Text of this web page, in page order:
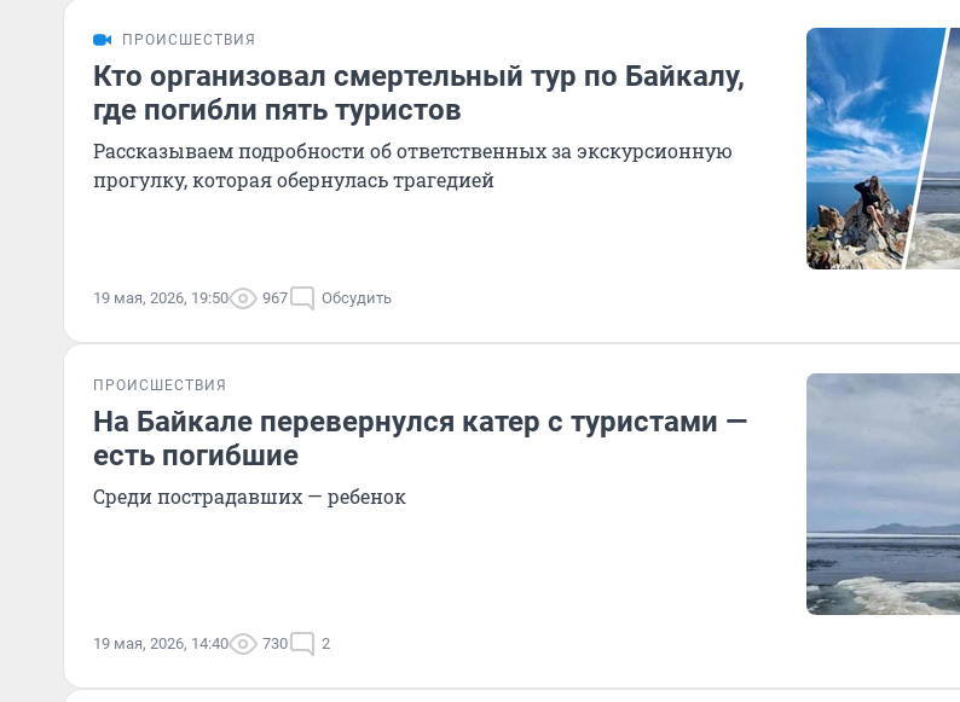
ПРОИСШЕСТВИЯ
Кто организовал смертельный тур по Байкалу,
где погибли пять туристов
Рассказываем подробности об ответственных за экскурсионную
прогулку, которая обернулась трагедией
19 мая, 2026, 19:50 967 Обсудить
ПРОИСШЕСТВИЯ
На Байкале перевернулся катер с туристами —
есть погибшие
Среди пострадавших — ребенок
19 мая, 2026, 14:40 730 2